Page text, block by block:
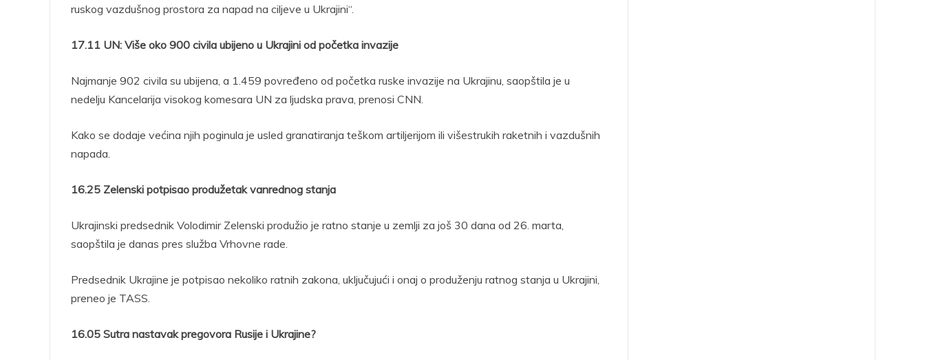
ruskog vazdušnog prostora za napad na ciljeve u Ukrajini“.
17.11 UN: Više oko 900 civila ubijeno u Ukrajini od početka invazije
Najmanje 902 civila su ubijena, a 1.459 povređeno od početka ruske invazije na Ukrajinu, saopštila je u
nedelju Kancelarija visokog komesara UN za ljudska prava, prenosi CNN.
Kako se dodaje većina njih poginula je usled granatiranja teškom artiljerijom ili višestrukih raketnih i vazdušnih
napada.
16.25 Zelenski potpisao produžetak vanrednog stanja
Ukrajinski predsednik Volodimir Zelenski produžio je ratno stanje u zemlji za još 30 dana od 26. marta,
saopštila je danas pres služba Vrhovne rade.
Predsednik Ukrajine je potpisao nekoliko ratnih zakona, uključujući i onaj o produženju ratnog stanja u Ukrajini,
preneo je TASS.
16.05 Sutra nastavak pregovora Rusije i Ukrajine?